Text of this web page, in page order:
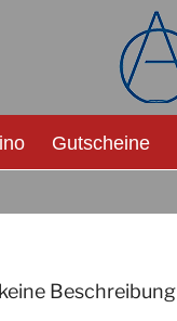
Gutscheine
Beschreibung